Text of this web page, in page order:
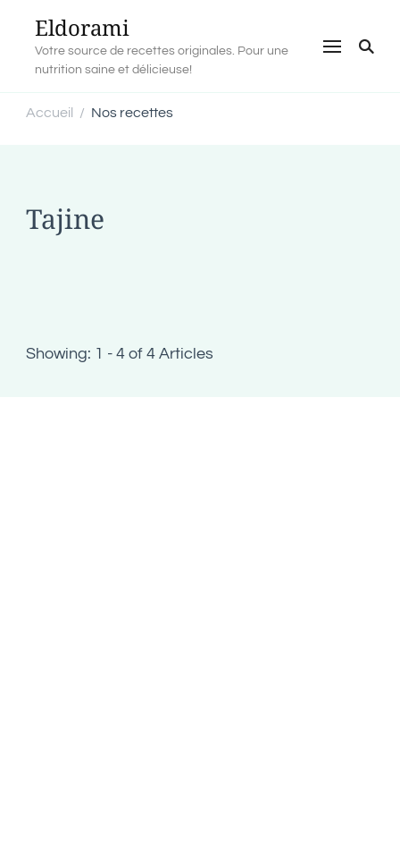
Eldorami
Votre source de recettes originales. Pour une
nutrition saine et délicieuse!
Accueil / Nos recettes
Tajine
Showing: 1 - 4 of 4 Articles